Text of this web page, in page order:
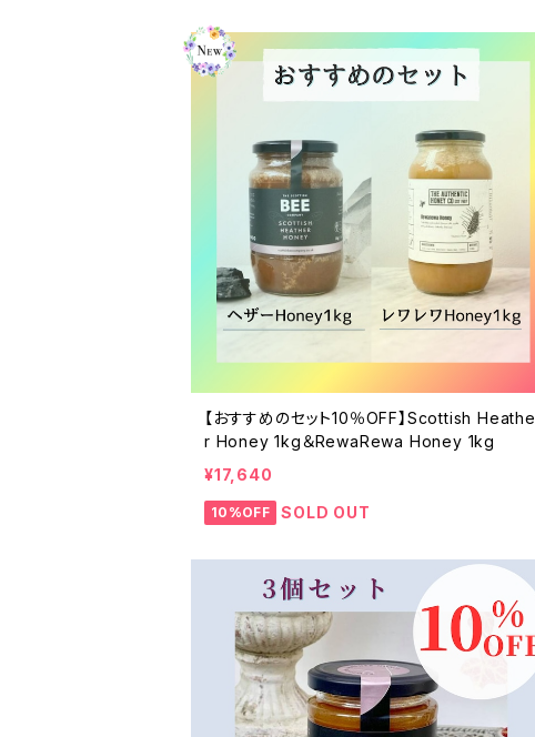
【おすすめのセット10％OFF】Scottish Heathe
r Honey 1kg＆RewaRewa Honey 1kg
¥17,640
10%OFF SOLD OUT